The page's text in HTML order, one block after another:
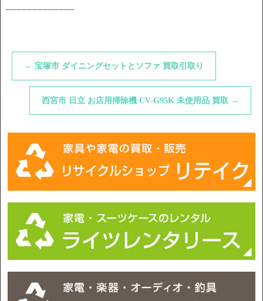
─────────────
← 宝塚市 ダイニングセットとソファ 買取引取り
西宮市 日立 お店用掃除機 CV-G95K 未使用品 買取 →